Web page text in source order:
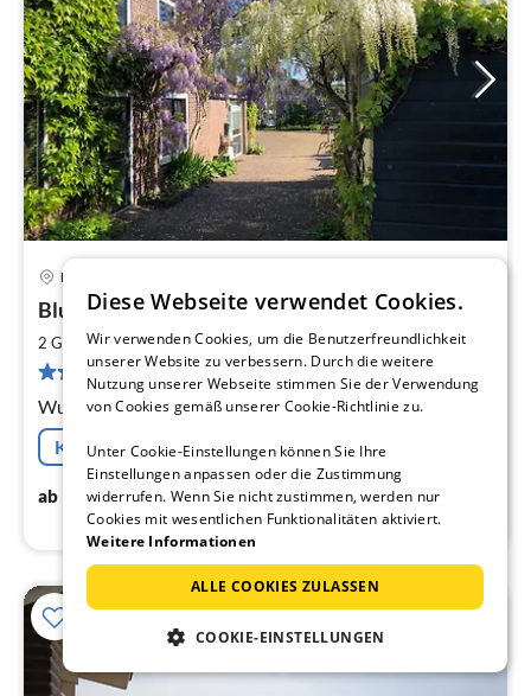
Noordwijk
Blumengarten(bloementuin)
2 Gäste48 m21Schlafzimmer
10 Bewertungen
Wunderbarer Strandurlaub am Meer in Noordwijk
Kostenfreie Stornierung
ab 99€/ Nacht
Diese Webseite verwendet Cookies.
Wir verwenden Cookies, um die Benutzerfreundlichkeit
unserer Website zu verbessern. Durch die weitere
Nutzung unserer Webseite stimmen Sie der Verwendung
von Cookies gemäß unserer Cookie-Richtlinie zu.
Unter Cookie-Einstellungen können Sie Ihre
Einstellungen anpassen oder die Zustimmung
widerrufen. Wenn Sie nicht zustimmen, werden nur
Cookies mit wesentlichen Funktionalitäten aktiviert.
Weitere Informationen
ALLE COOKIES ZULASSEN
COOKIE-EINSTELLUNGEN